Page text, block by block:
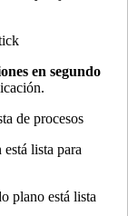
en segundo
lista para